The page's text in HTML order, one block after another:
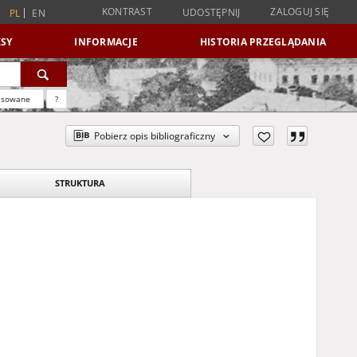
PL EN KONTRAST UDOSTĘPNIJ ZALOGUJ SIĘ
INFORMACJE HISTORIA PRZEGLĄDANIA
?
Pobierz opis bibliograficzny
STRUKTURA